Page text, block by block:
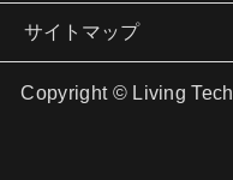
サイトマップ
Copyright © Living